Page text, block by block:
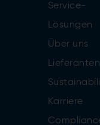
Service-
Lösungen
Über uns
Lieferanten
Karriere